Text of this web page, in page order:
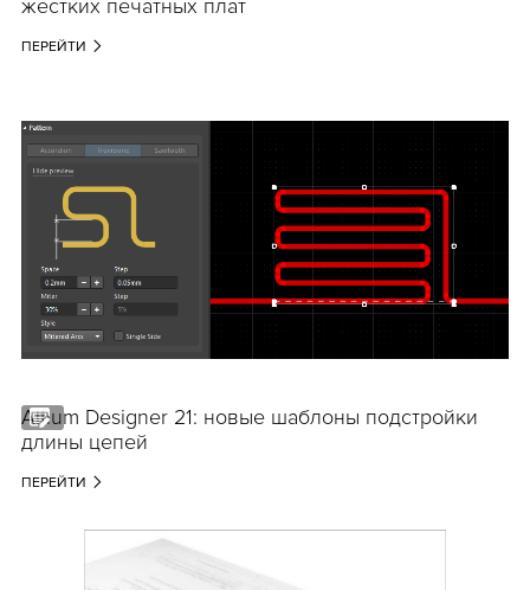
жестких печатных плат
ПЕРЕЙТИ
Altium Designer 21: новые шаблоны подстройки
длины цепей
ПЕРЕЙТИ